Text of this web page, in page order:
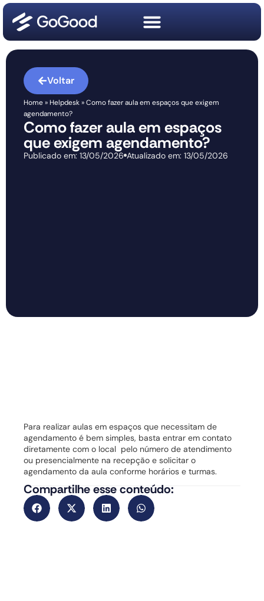
Voltar
Home»Helpdesk»Como fazer aula em espaços que exigem
agendamento?
Como fazer aula em espaços
que exigem agendamento?
Publicado em: 13/05/2026 Atualizado em: 13/05/2026
Para realizar aulas em espaços que necessitam de
agendamento é bem simples, basta entrar em contato
diretamente com o local pelo número de atendimento
ou presencialmente na recepção e solicitar o
agendamento da aula conforme horários e turmas.
Compartilhe esse conteúdo: